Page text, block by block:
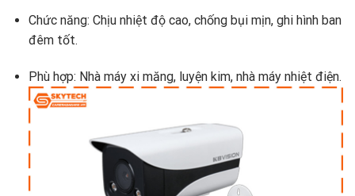
Chức năng: Chịu nhiệt độ cao, chống bụi mịn, ghi hình ban
đêm tốt.
Phù hợp: Nhà máy xi măng, luyện kim, nhà máy nhiệt điện.